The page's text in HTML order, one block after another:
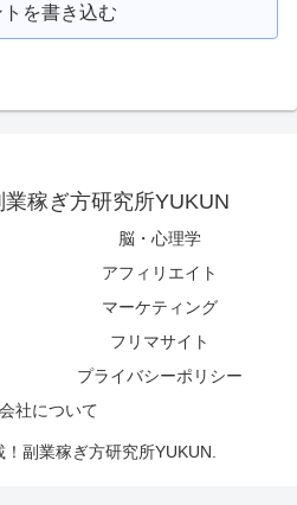
トを書き込む
稼ぎ方研究所YUKUN
脳・心理学
アフィリエイト
マーケティング
フリマサイト
プライバシーポリシー
社について
副業稼ぎ方研究所YUKUN.